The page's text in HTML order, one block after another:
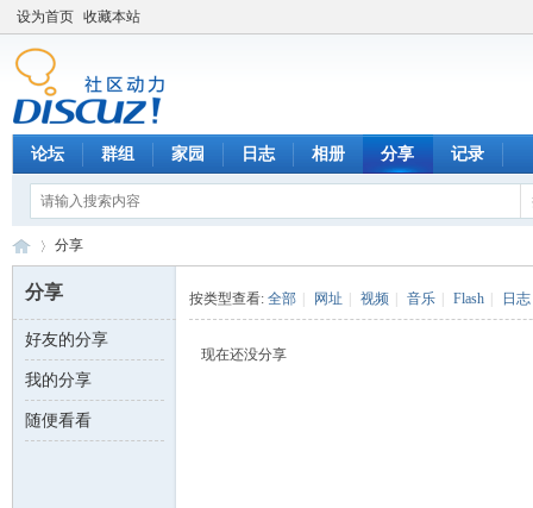
设为首页 收藏本站
论坛 群组 家园 日志 相册 分享 记录
数 ›
分享
分享
好友的分享
我的分享
随便看看
按类型查看: 全部 网址 视频 音乐 Flash 日志
现在还没分享